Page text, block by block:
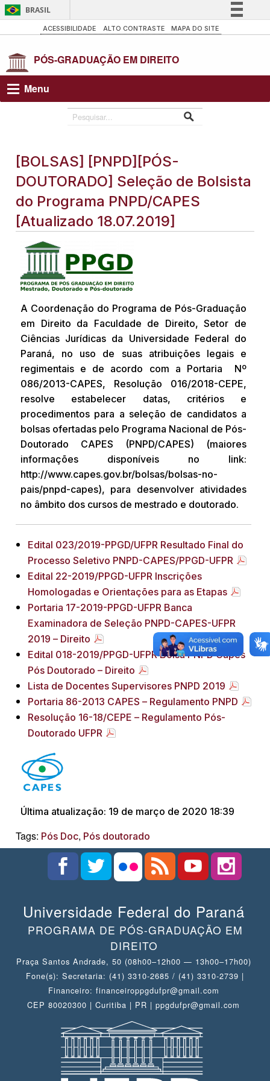
BRASIL
Simplifique!
Participe
Legislação
Canais
ACESSIBILIDADE ALTO CONTRASTE MAPA DO SITE
Menu
[BOLSAS] [PNPD][PÓS-
DOUTORADO] Seleção de Bolsista
do Programa PNPD/CAPES
[Atualizado 18.07.2019]
A Coordenação do Programa de Pós-Graduação
em Direito da Faculdade de Direito, Setor de
Ciências Jurídicas da Universidade Federal do
Paraná, no uso de suas atribuições legais e
regimentais e de acordo com a Portaria Nº
086/2013-CAPES, Resolução 016/2018-CEPE,
resolve estabelecer datas, critérios e
procedimentos para a seleção de candidatos a
bolsas ofertadas pelo Programa Nacional de Pós-
Doutorado CAPES (PNPD/CAPES) (maiores
informações disponíveis no link:
http://www.capes.gov.br/bolsas/bolsas-no-
pais/pnpd-capes), para desenvolver atividades
no âmbito dos cursos de mestrado e doutorado.
Edital 023/2019-PPGD/UFPR Resultado Final do
Processo Seletivo PNPD-CAPES/PPGD-UFPR
Edital 22-2019/PPGD-UFPR Inscrições
Homologadas e Orientações para as Etapas
Portaria 17-2019-PPGD-UFPR Banca
Examinadora de Seleção PNPD-CAPES-UFPR
2019 – Direito
Edital 018-2019/PPGD-UFPR Bolsa PNPD Capes
Pós Doutorado – Direito
Lista de Docentes Supervisores PNPD 2019
Portaria 86-2013 CAPES – Regulamento PNPD
Resolução 16-18/CEPE – Regulamento Pós-
Doutorado UFPR
Última atualização: 19 de março de 2020 18:39
Tags: Pós Doc, Pós doutorado
Universidade Federal do Paraná
PROGRAMA DE PÓS-GRADUAÇÃO EM
DIREITO
Praça Santos Andrade, 50 (08h00–12h00 — 13h00–17h00)
Fone(s): Secretaria: (41) 3310-2685 / (41) 3310-2739 |
Financeiro: financeiroppgdufpr@gmail.com
CEP 80020300 | Curitiba | PR | ppgdufpr@gmail.com